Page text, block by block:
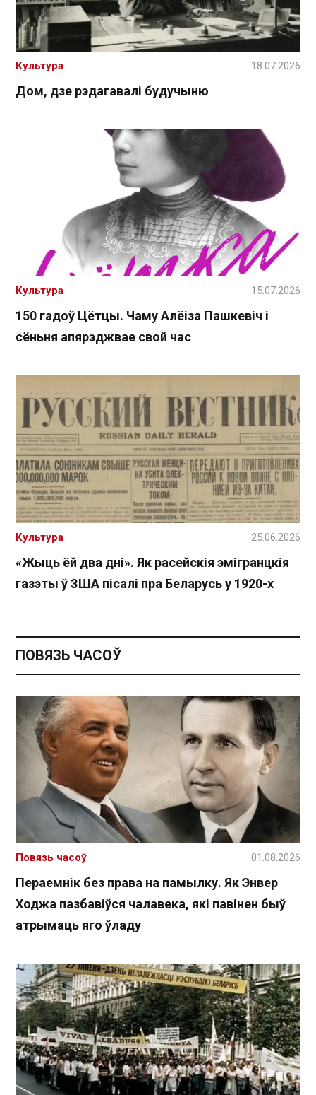
Дом, дзе рэдагавалі будучыню
Культура 18.07.2026
150 гадоў Цётцы. Чаму Алёіза Пашкевіч і
сёньня апярэджвае свой час
Культура 15.07.2026
«Жыць ёй два дні». Як расейскія эмігранцкія
газэты ў ЗША пісалі пра Беларусь у 1920-х
Культура 25.06.2026
ПОВЯЗЬ ЧАСОЎ
Пераемнік без права на памылку. Як Энвер
Ходжа пазбавіўся чалавека, які павінен быў
атрымаць яго ўладу
Повязь часоў 01.08.2026